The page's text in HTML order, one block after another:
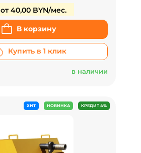
от 40,00 BYN/мес.
В корзину
Купить в 1 клик
в наличии
ХИТ НОВИНКА КРЕДИТ 4%